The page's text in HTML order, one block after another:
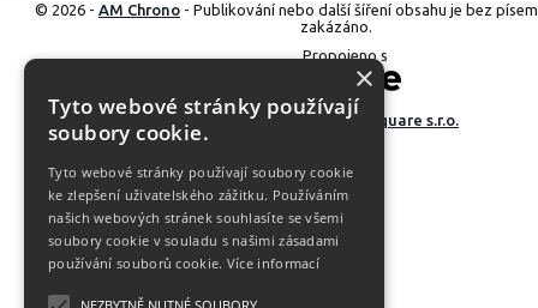
© 2026 - AM Chrono - Publikování nebo další šíření obsahu je bez
zakázáno.
Propojeno s
Vyrobené ve studiu M square s.r.o.
×
Tyto webové stránky používají
soubory cookie.
Tyto webové stránky používají soubory cookie
ke zlepšení uživatelského zážitku. Používáním
našich webových stránek souhlasíte se všemi
soubory cookie v souladu s našimi zásadami
používání souborů cookie. Více informací